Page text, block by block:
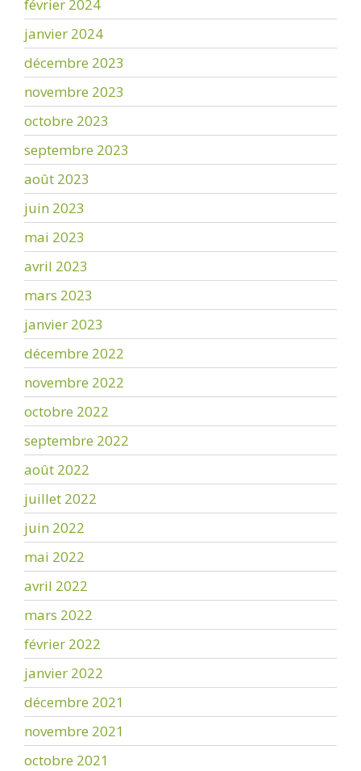
février 2024
janvier 2024
décembre 2023
novembre 2023
octobre 2023
septembre 2023
août 2023
juin 2023
mai 2023
avril 2023
mars 2023
janvier 2023
décembre 2022
novembre 2022
octobre 2022
septembre 2022
août 2022
juillet 2022
juin 2022
mai 2022
avril 2022
mars 2022
février 2022
janvier 2022
décembre 2021
novembre 2021
octobre 2021